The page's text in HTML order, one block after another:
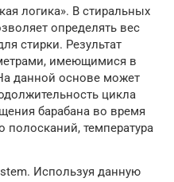
логика». В стиральных
определять вес
стирки. Результат
имеющимися в
данной основе может
цикла
барабана во время
полосканий, температура
Используя данную